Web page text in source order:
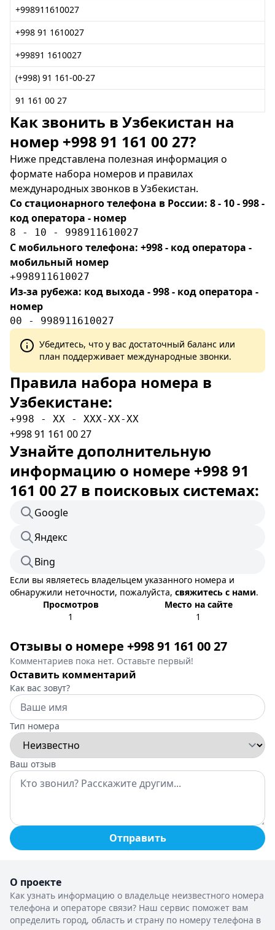
+998911610027
+998 91 1610027
+99891 1610027
(+998) 91 161-00-27
91 161 00 27
Как звонить в Узбекистан на
номер +998 91 161 00 27?
Ниже представлена полезная информация о
формате набора номеров и правилах
международных звонков в Узбекистан.
Со стационарного телефона в России: 8 - 10 - 998 -
код оператора - номер
8 - 10 - 998911610027
С мобильного телефона: +998 - код оператора -
мобильный номер
+998911610027
Из-за рубежа: код выхода - 998 - код оператора -
номер
00 - 998911610027
Убедитесь, что у вас достаточный баланс или
план поддерживает международные звонки.
Правила набора номера в
Узбекистане:
+998 - XX - XXX-XX-XX
+998 91 161 00 27
Узнайте дополнительную
информацию о номере +998 91
161 00 27 в поисковых системах:
Google
Яндекс
Bing
Если вы являетесь владельцем указанного номера и
обнаружили неточности, пожалуйста, свяжитесь с нами.
Просмотров
1
Место на сайте
1
Отзывы о номере +998 91 161 00 27
Комментариев пока нет. Оставьте первый!
Оставить комментарий
Как вас зовут?
Тип номера
Ваш отзыв
Отправить
О проекте
Как узнать информацию о владельце неизвестного номера
телефона и операторе связи? Наш сервис поможет вам
определить город, область и страну по номеру телефона в